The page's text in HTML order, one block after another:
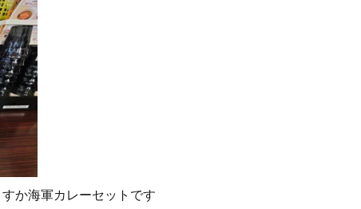
か海軍カレーセットです